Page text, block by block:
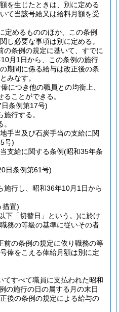
を生じたときは、別に定める
て当該号給又は給料月額を受
定めるもののほか、この条例
し必要な事項は別に定める。
の条例の規定に基いて、すでに
月1日から、この条例の施行
期間に係る給与は改正後の条
みなす。
につき他の職員との均衡上、
ことができる。
日条例第17号)
行する。
手当及び石炭手当の支給に関
号)
支給に関する条例(昭和35年条
日条例第61号)
施行し、昭和36年10月1日から
措置)
下「切替日」という。)に於け
務の等級の基準に従いその者
前の条例の規定に依り職務の等
俸をこえる俸給月額は別に定
てすべて職員に支払われた昭和
の施行の日の属する月の末日
後の条例の規定による給与の